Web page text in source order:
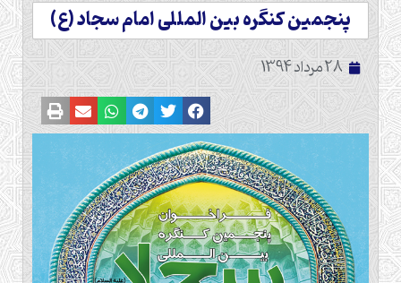
پنجمین کنگره بین المللی امام سجاد (ع)
28 مرداد 1394